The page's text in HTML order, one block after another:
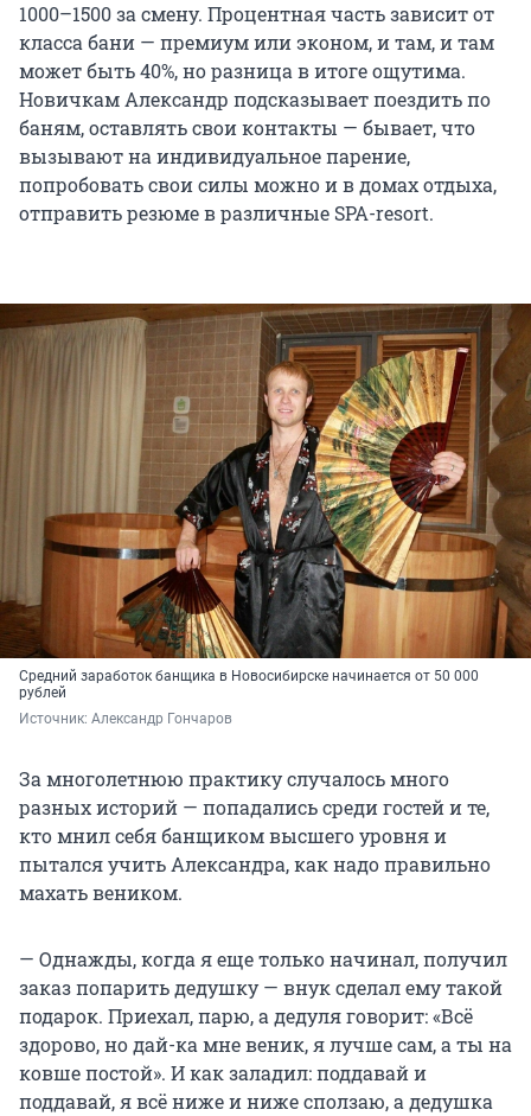
1000–1500 за смену. Процентная часть зависит от
класса бани — премиум или эконом, и там, и там
может быть 40%, но разница в итоге ощутима.
Новичкам Александр подсказывает поездить по
баням, оставлять свои контакты — бывает, что
вызывают на индивидуальное парение,
попробовать свои силы можно и в домах отдыха,
отправить резюме в различные SPA-resort.
Средний заработок банщика в Новосибирске начинается от 50 000
рублей
Источник: Александр Гончаров
За многолетнюю практику случалось много
разных историй — попадались среди гостей и те,
кто мнил себя банщиком высшего уровня и
пытался учить Александра, как надо правильно
махать веником.
— Однажды, когда я еще только начинал, получил
заказ попарить дедушку — внук сделал ему такой
подарок. Приехал, парю, а дедуля говорит: «Всё
здорово, но дай-ка мне веник, я лучше сам, а ты на
ковше постой». И как заладил: поддавай и
поддавай, я всё ниже и ниже сползаю, а дедушка